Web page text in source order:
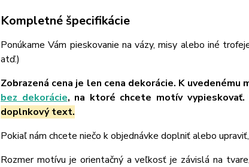
Kompletné špecifikácie
Ponúkame Vám pieskovanie na vázy, misy alebo iné
atď.)
Zobrazená cena je len cena dekorácie. K
bez dekorácie, na ktoré chcete motív vypieskovať.
doplnkový text.
Pokiaľ nám chcete niečo k objednávke doplniť alebo
Rozmer motívu je orientačný a veľkosť je závislá na